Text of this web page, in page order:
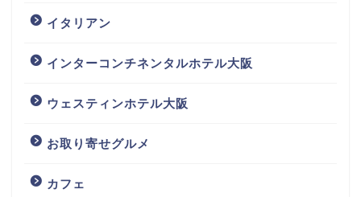
イタリアン
インターコンチネンタルホテル大阪
ウェスティンホテル大阪
お取り寄せグルメ
カフェ